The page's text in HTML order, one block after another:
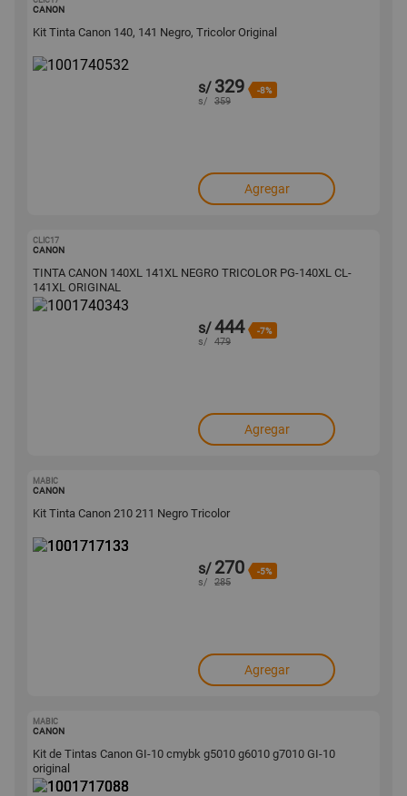
CANON
Kit Tinta Canon 140, 141 Negro, Tricolor Original
s/ 329 -8%
s/ 359
Agregar
CLIC17
CANON
TINTA CANON 140XL 141XL NEGRO TRICOLOR PG-140XL CL-
141XL ORIGINAL
s/444 -7%
s/ 479
Agregar
MABIC
CANON
Kit Tinta Canon 210 211 Negro Tricolor
s/ 270 -5%
s/ 285
Agregar
MABIC
CANON
Kit de Tintas Canon GI-10 cmybk g5010 g6010 g7010 GI-10
original